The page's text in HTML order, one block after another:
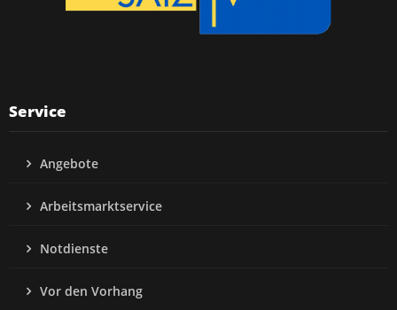
Service
Angebote
Arbeitsmarktservice
Notdienste
Vor den Vorhang